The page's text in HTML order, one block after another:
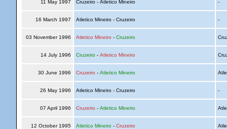
11 May 1997 Cruzeiro - Atletico Mineiro -
16 March 1997 Atletico Mineiro - Cruzeiro -
03 November 1996 Atletico Mineiro - Cruzeiro
14 July 1996 Cruzeiro- Atletico Mineiro
30 June 1996 Cruzeiro - Atletico Mineiro
26 May 1996 Atletico Mineiro - Cruzeiro -
07 April 1996 Cruzeiro - Atletico Mineiro
12 October 1995 Atletico Mineiro- Cruzeiro